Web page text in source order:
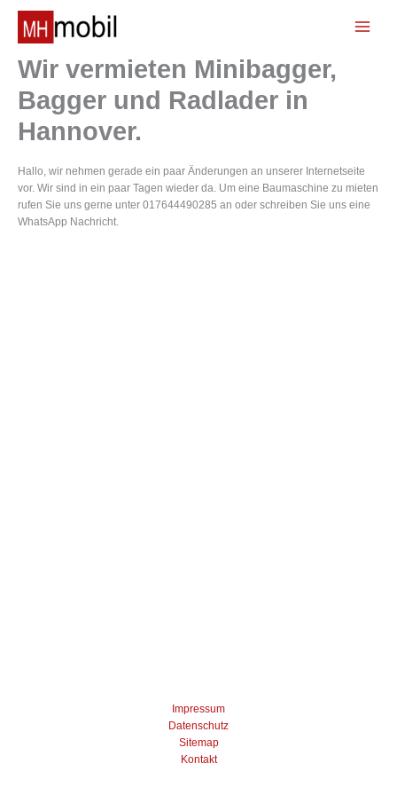
Inhalt
springen
Wir vermieten Minibagger,
Bagger und Radlader in
Hannover.
Hallo, wir nehmen gerade ein paar Änderungen an unserer Internetseite
vor. Wir sind in ein paar Tagen wieder da. Um eine Baumaschine zu mieten
rufen Sie uns gerne unter 017644490285 an oder schreiben Sie uns eine
WhatsApp Nachricht.
Impressum
Datenschutz
Sitemap
Kontakt